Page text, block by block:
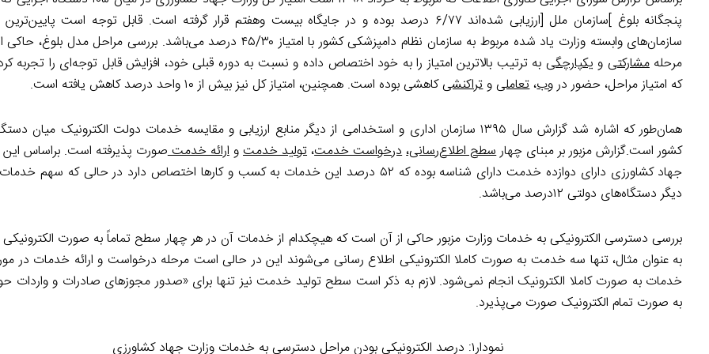
پنجگانه بلوغ ]سازمان ملل [ارزیابی شده‌اند ۶/۷۷ درصد بوده و در جایگاه بیست وهفتم قرار گرفته است. قابل توجه است
سازمان‌های وابسته وزارت یاد شده مربوط به سازمان نظام دامپزشکی کشور با امتیاز ۴۵/۳۰ درصد می‌باشد. بررسی
مرحلهمشارکتی و یکپارچگی به ترتیب بالاترین امتیاز را به خود اختصاص داده و نسبت به دوره قبلی خود، افزایش قابل توجه‌ای را تجربه
که امتیاز مراحل، حضور دروب،تعاملی وتراکنشیکاهشی بوده است. همچنین، امتیاز کل نیز بیش از ۱۰ واحد درصد کاهش یافته است.
همان‌طور که اشاره شد گزارش سال ۱۳۹۵ سازمان اداری و استخدامی از دیگر منابع ارزیابی و مقایسه خدمات دولت الکترونیک میان
کشور است.گزارش مزبور بر مبنای چهارسطح اطلاع‌رسانی،درخواست خدمت، تولید خدمتوارائه خدمتصورت پذیرفته است. براساس این
جهاد کشاورزی دارای دوازده خدمت دارای شناسه بوده که ۵۲ درصد این خدمات به کسب و کارها اختصاص دارد در حالی که
دیگر دستگاه‌های دولتی ۱۲درصد می‌باشد.
بررسی دسترسی الکترونیکی به خدمات وزارت مزبور حاکی از آن است که هیچکدام از خدمات آن در هر چهار سطح تماماً به صورت الکترونیکی
به عنوان مثال، تنها سه خدمت به صورت کاملا الکترونیکی اطلاع رسانی می‌شوند این در حالی است مرحله درخواست و ارائه خدمات در
خدمات به صورت کاملا الکترونیک انجام نمی‌شود. لازم به ذکر است سطح تولید خدمت نیز تنها برای «صدور مجوزهای صادرات و واردات
به صورت تمام الکترونیک صورت می‌پذیرد.
نمودار۱: درصد الکترونیکی بودن مراحل دسترسی به خدمات وزارت جهاد کشاورزی